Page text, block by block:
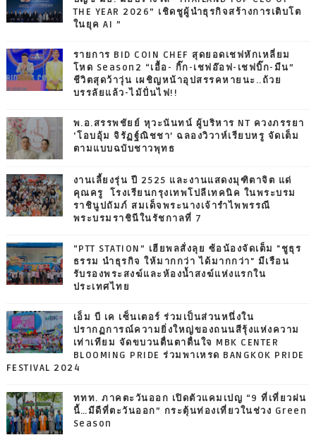
THE YEAR 2026” เชิดชูผู้นำธุรกิจสร้างการเติบโต
ในยุค AI ”
รายการ BID COIN CHEF สุดยอดเชฟหักเหลี่ยม
โหด Season2 “เอื้อ- กิ๊ก-เชฟอ๊อฟ-เชฟบิ๊ก-มีน”
ชีวิตสุดว้าวุ่น เผชิญหน้าอุปสรรคหายนะ..ถ้วย
บรรลัยแล้ว-ไม้ปั่นไฟ!!
พ.อ.สรรพชัยย์ หุวะนันทน์ ผู้บริหาร NT ควงภรรยา
‘โอบอุ้ม จิรัฏฐ์ณิชชา’ ฉลองวิวาห์เรียบหรู จัดเต็ม
ตามแบบฉบับชาวพุทธ
งานเลี้ยงรุ่น ปี 2525 และงานแสดงมุฑิตาจิต แด่
คุณครู โรงเรียนกรุงเทพโปลีเทคนิค ในพระบรม
ราชินูปถัมภ์ สมเด็จพระนางเจ้ารำไพพรรณี
พระบรมราชินีในรัชกาลที่ 7
“PTT STATION” เฮียพลสั่งลุย ซ้อน้องจัดเต็ม "ชูธุร
ธรรม นำธุรกิจ ให้มากกว่า ได้มากกว่า" มีเรือน
รับรองพระสงฆ์และห้องน้ำสงฆ์แห่งแรกใน
ประเทศไทย
เอ็ม บี เค เซ็นเตอร์ ร่วมเป็นส่วนหนึ่งใน
ปรากฏการณ์ความยิ่งใหญ่ของถนนสีรุ้งแห่งความ
เท่าเทียม จัดขบวนตื่นตาตื่นใจ MBK CENTER
BLOOMING PRIDE ร่วมพาเหรด BANGKOK PRIDE
FESTIVAL 2024
ททท. ภาคตะวันออก เปิดตัวแคมเปญ “9 ที่เที่ยวฝน
นี้…มีดีที่ตะวันออก” กระตุ้นท่องเที่ยวในช่วง Green
Season